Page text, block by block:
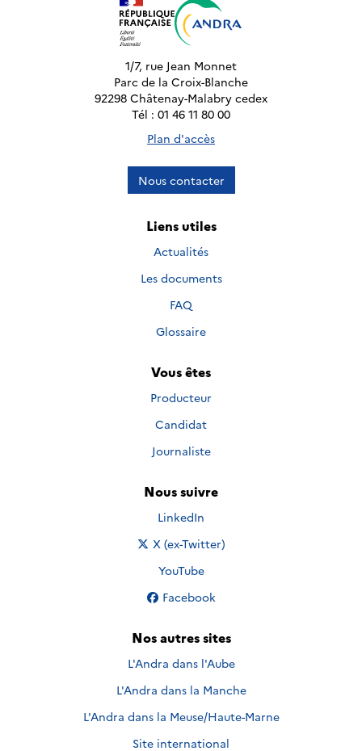
1/7, rue Jean Monnet
Parc de la Croix-Blanche
92298 Châtenay-Malabry cedex
Tél : 01 46 11 80 00
Plan d'accès
Nous contacter
Liens utiles
Actualités
Les documents
FAQ
Glossaire
Vous êtes
Producteur
Candidat
Journaliste
Nous suivre
Nous suivre sur
LinkedIn
Nous suivre sur
X (ex-Twitter)
Nous suivre sur
YouTube
Nous suivre sur
Facebook
Nos autres sites
L'Andra dans l'Aube
L'Andra dans la Manche
L'Andra dans la Meuse/Haute-Marne
Site international